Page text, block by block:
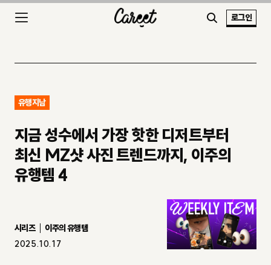
로그인
유행지남
지금 성수에서 가장 핫한 디저트부터
최신 MZ샷 사진 트렌드까지, 이주의
유행템 4
시리즈
이주의 유행템
2025.10.17